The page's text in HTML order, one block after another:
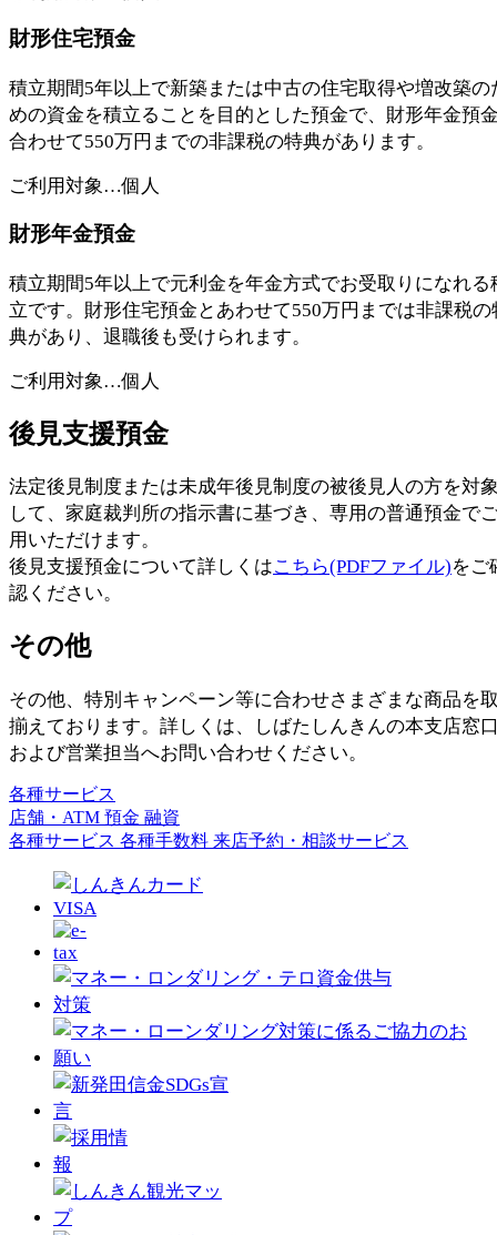
財形住宅預金
積立期間5年以上で新築または中古の住宅取得や増改築の
めの資金を積立ることを目的とした預金で、財形年金預
合わせて550万円までの非課税の特典があります。
ご利用対象…個人
財形年金預金
積立期間5年以上で元利金を年金方式でお受取りになれる
立です。財形住宅預金とあわせて550万円までは非課税の
典があり、退職後も受けられます。
ご利用対象…個人
後見支援預金
法定後見制度または未成年後見制度の被後見人の方を対
して、家庭裁判所の指示書に基づき、専用の普通預金で
用いただけます。
後見支援預金について詳しくはこちら(PDFファイル)をご
認ください。
その他
その他、特別キャンペーン等に合わせさまざまな商品を
揃えております。詳しくは、しばたしんきんの本支店窓
および営業担当へお問い合わせください。
各種サービス
店舗・ATM 預金 融資
各種サービス 各種手数料 来店予約・相談サービス